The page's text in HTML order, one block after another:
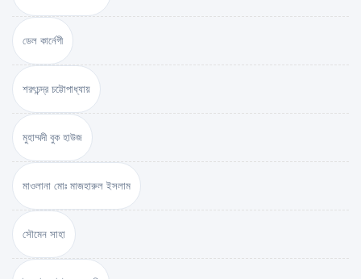
ডেল কার্নেগী
শরৎচন্দ্র চট্টোপাধ্যায়
মুহাম্মদী বুক হাউজ
মাওলানা মোঃ মাজহারুল ইসলাম
সৌমেন সাহা